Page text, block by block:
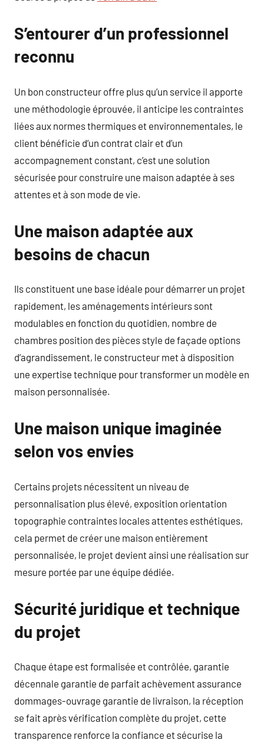
S’entourer d’un professionnel
reconnu
Un bon constructeur offre plus qu’un service il apporte
une méthodologie éprouvée, il anticipe les contraintes
liées aux normes thermiques et environnementales, le
client bénéficie d’un contrat clair et d’un
accompagnement constant, c’est une solution
sécurisée pour construire une maison adaptée à ses
attentes et à son mode de vie.
Une maison adaptée aux
besoins de chacun
Ils constituent une base idéale pour démarrer un projet
rapidement, les aménagements intérieurs sont
modulables en fonction du quotidien, nombre de
chambres position des pièces style de façade options
d’agrandissement, le constructeur met à disposition
une expertise technique pour transformer un modèle en
maison personnalisée.
Une maison unique imaginée
selon vos envies
Certains projets nécessitent un niveau de
personnalisation plus élevé, exposition orientation
topographie contraintes locales attentes esthétiques,
cela permet de créer une maison entièrement
personnalisée, le projet devient ainsi une réalisation sur
mesure portée par une équipe dédiée.
Sécurité juridique et technique
du projet
Chaque étape est formalisée et contrôlée, garantie
décennale garantie de parfait achèvement assurance
dommages-ouvrage garantie de livraison, la réception
se fait après vérification complète du projet, cette
transparence renforce la confiance et sécurise la